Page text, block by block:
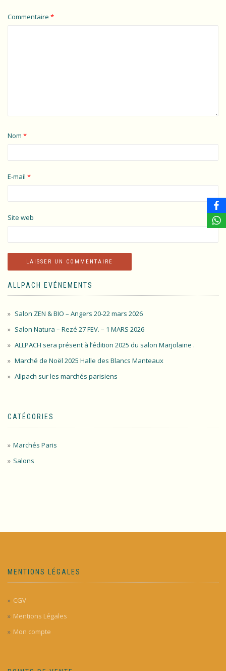
Commentaire *
Nom *
E-mail *
Site web
ALLPACH EVÉNEMENTS
Salon ZEN & BIO – Angers 20-22 mars 2026
Salon Natura – Rezé 27 FEV. – 1 MARS 2026
ALLPACH sera présent à l’édition 2025 du salon Marjolaine .
Marché de Noël 2025 Halle des Blancs Manteaux
Allpach sur les marchés parisiens
CATÉGORIES
Marchés Paris
Salons
MENTIONS LÉGALES
CGV
Mentions Légales
Mon compte